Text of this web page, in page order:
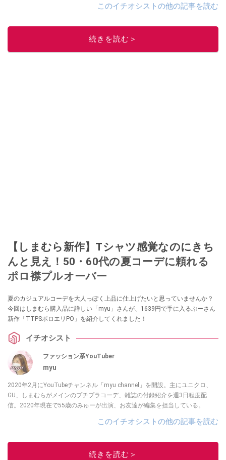
このイチオシストの他の記事を読む
続きを読む＞
【しまむら新作】Tシャツ感覚なのにきち
んと見え！50・60代の夏コーデに頼れる
ポロ襟プルオーバー
夏のカジュアルコーデを大人っぽく上品に仕上げたいと思っていませんか？
今回はしまむら購入品に詳しい「myu」さんが、1639円で手に入るぷーさん
新作「TTPSポロエリPO」を紹介してくれました！
イチオシスト
ファッション系YouTuber
myu
2020年2月にYouTubeチャンネル「myu channel」を開設。主にユニクロ、
GU、しまむらがメインのプチプラコーデ、雑誌の付録紹介を週3日程度配
信。2020年現在で55歳のみゅーが出演、お友達が編集を担当している。
このイチオシストの他の記事を読む
続きを読む＞